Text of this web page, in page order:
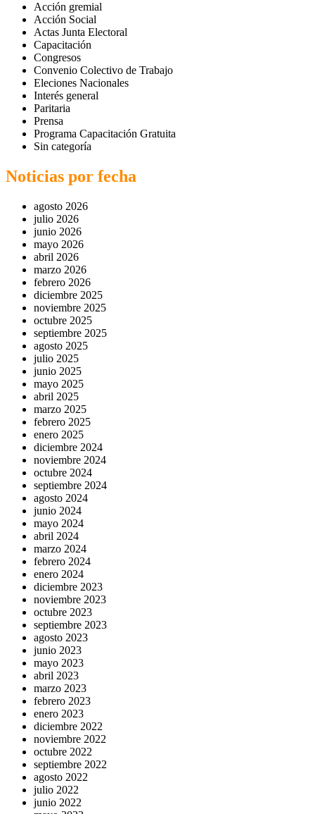
Acción gremial
Acción Social
Actas Junta Electoral
Capacitación
Congresos
Convenio Colectivo de Trabajo
Eleciones Nacionales
Interés general
Paritaria
Prensa
Programa Capacitación Gratuita
Sin categoría
Noticias por fecha
agosto 2026
julio 2026
junio 2026
mayo 2026
abril 2026
marzo 2026
febrero 2026
diciembre 2025
noviembre 2025
octubre 2025
septiembre 2025
agosto 2025
julio 2025
junio 2025
mayo 2025
abril 2025
marzo 2025
febrero 2025
enero 2025
diciembre 2024
noviembre 2024
octubre 2024
septiembre 2024
agosto 2024
junio 2024
mayo 2024
abril 2024
marzo 2024
febrero 2024
enero 2024
diciembre 2023
noviembre 2023
octubre 2023
septiembre 2023
agosto 2023
junio 2023
mayo 2023
abril 2023
marzo 2023
febrero 2023
enero 2023
diciembre 2022
noviembre 2022
octubre 2022
septiembre 2022
agosto 2022
julio 2022
junio 2022